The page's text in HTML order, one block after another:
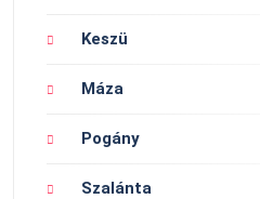
Keszü
Máza
Pogány
Szalánta